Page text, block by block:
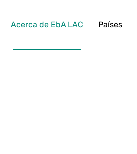
Acerca de EbA LAC Países